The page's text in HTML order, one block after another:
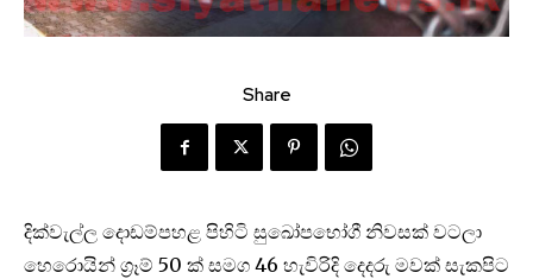
Share
දික්වැල්ල දොඩම්පහළ පිහිටි සුඛෝපභෝගී නිවසක් වටලා
හෙරොයින් ග‍්‍රෑම් 50 ක් සමග 46 හැවිරිදි දෙදරු මවක් සැකපිට